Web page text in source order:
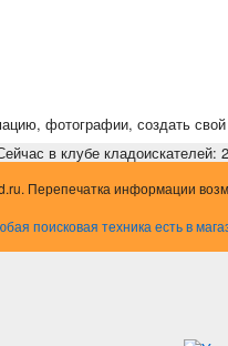
фотографии, создать свой
в клубе кладоискателей:
Перепечатка информации
поисковая техника есть в